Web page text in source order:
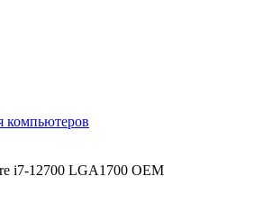
компьютеров
i7-12700 LGA1700 OEM